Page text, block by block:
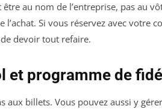
au nom de l’entreprise, pas au
l’achat. Si vous réservez avec votre
devoir tout refaire.
et programme de
aux billets. Vous pouvez aussi y